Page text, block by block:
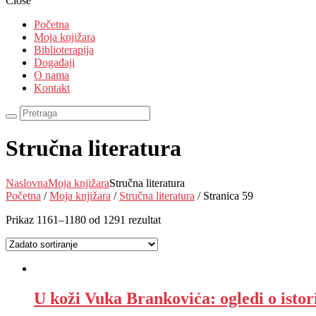
Početna
Moja knjižara
Biblioterapija
Događaji
O nama
Kontakt
Stručna literatura
NaslovnaMoja knjižaraStručna literatura
Početna /Moja knjižara / Stručna literatura / Stranica 59
Prikaz 1161–1180 od 1291 rezultat
U koži Vuka Brankovića: ogledi o